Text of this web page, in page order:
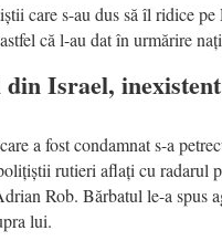
care s-au dus să îl ridice
că l-au dat în urmărire
din Israel, inexistent
a fost condamnat s-a
rutieri aflați cu radarul
Rob. Bărbatul le-a spus
lui.